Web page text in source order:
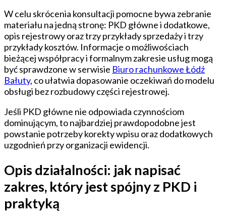
W celu skrócenia konsultacji pomocne bywa zebranie
materiału na jedną stronę: PKD główne i dodatkowe,
opis rejestrowy oraz trzy przykłady sprzedaży i trzy
przykłady kosztów. Informacje o możliwościach
bieżącej współpracy i formalnym zakresie usług mogą
być sprawdzone w serwisie Biuro rachunkowe Łódź
Bałuty, co ułatwia dopasowanie oczekiwań do modelu
obsługi bez rozbudowy części rejestrowej.
Jeśli PKD główne nie odpowiada czynnościom
dominującym, to najbardziej prawdopodobne jest
powstanie potrzeby korekty wpisu oraz dodatkowych
uzgodnień przy organizacji ewidencji.
Opis działalności: jak napisać
zakres, który jest spójny z PKD i
praktyką